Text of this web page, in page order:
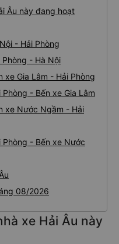
Âu này đang hoạt
- Hải Phòng
Phòng - Hà Nội
xe Gia Lâm - Hải Phòng
- Bến xe Gia Lâm
xe Nước Ngầm - Hải
Phòng - Bến xe Nước
08/2026
xe Hải Âu này